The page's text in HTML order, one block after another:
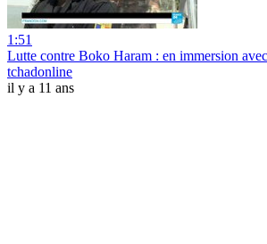
1:51
Lutte contre Boko Haram : en immersion
tchadonline
il y a 11 ans